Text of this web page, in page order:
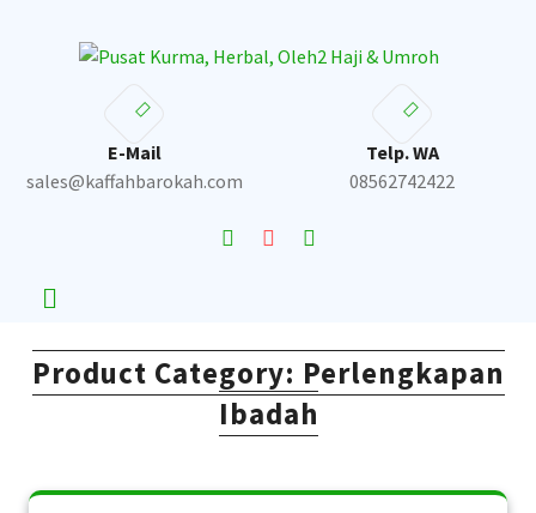
E-Mail
sales@kaffahbarokah.com
Telp. WA
08562742422
Product Category: Perlengkapan
Ibadah